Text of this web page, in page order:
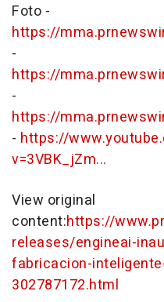
Foto -
https://
-
https://
-
https://
- https://
v=3VBK_jZm...
View original
content:https://
releases/engineai-
fabricacion-
302787172.html